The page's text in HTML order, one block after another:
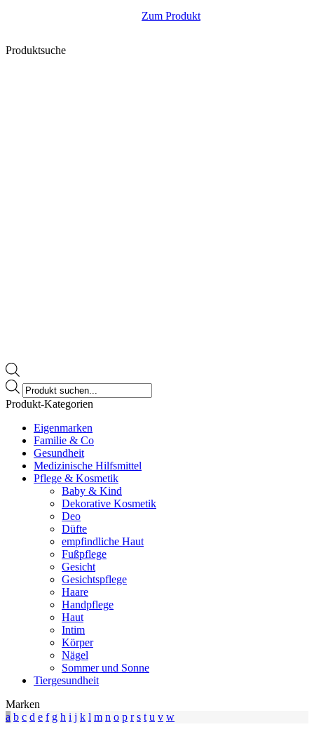
Zum Produkt
Produktsuche
Products
search
Produkt-Kategorien
Eigenmarken
Familie & Co
Gesundheit
Medizinische Hilfsmittel
Pflege & Kosmetik
Baby & Kind
Dekorative Kosmetik
Deo
Düfte
empfindliche Haut
Fußpflege
Gesicht
Gesichtspflege
Haare
Handpflege
Haut
Intim
Körper
Nägel
Sommer und Sonne
Tiergesundheit
Marken
a b c d e f g h i j k l m n o p r s t u v w